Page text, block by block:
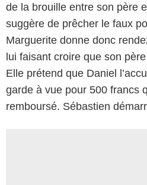
de la brouille entre son père
suggère de prêcher le faux
Marguerite donne donc
lui faisant croire que son
Elle prétend que Daniel
garde à vue pour 500 francs
remboursé. Sébastien